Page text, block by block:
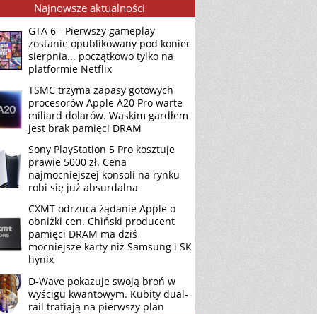
Najnowsze aktualności
GTA 6 - Pierwszy gameplay
zostanie opublikowany pod koniec
sierpnia... początkowo tylko na
platformie Netflix
TSMC trzyma zapasy gotowych
procesorów Apple A20 Pro warte
miliard dolarów. Wąskim gardłem
jest brak pamięci DRAM
Sony PlayStation 5 Pro kosztuje
prawie 5000 zł. Cena
najmocniejszej konsoli na rynku
robi się już absurdalna
CXMT odrzuca żądanie Apple o
obniżki cen. Chiński producent
pamięci DRAM ma dziś
mocniejsze karty niż Samsung i SK
hynix
D-Wave pokazuje swoją broń w
wyścigu kwantowym. Kubity dual-
rail trafiają na pierwszy plan